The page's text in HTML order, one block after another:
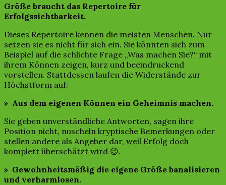
Größe braucht das Repertoire für
Erfolgssichtbarkeit.
Dieses Repertoire kennen die meisten Menschen. Nur
setzen sie es nicht für sich ein. Sie könnten sich zum
Beispiel auf die schlichte Frage „Was machen Sie?“ mit
ihrem Können zeigen, kurz und beeindruckend
vorstellen. Stattdessen laufen die Widerstände zur
Höchstform auf:
» Aus dem eigenen Können ein Geheimnis machen.
Sie geben unverständliche Antworten, sagen ihre
Position nicht, nuscheln kryptische Bemerkungen oder
stellen andere als Angeber dar, weil Erfolg doch
komplett überschätzt wird 😉.
» Gewohnheitsmäßig die eigene Größe banalisieren
und verharmlosen.